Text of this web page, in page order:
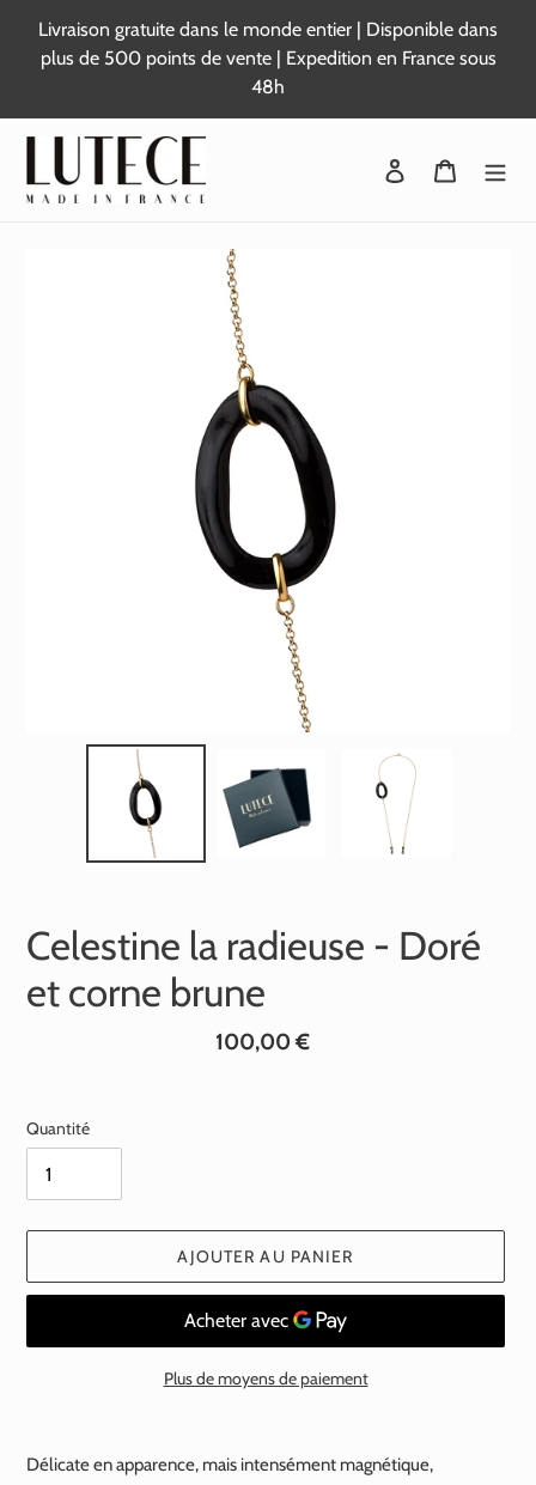
contenu
Livraison gratuite dans le monde entier | Disponible dans
plus de 500 points de vente | Expedition en France sous
48h
Se connecter
Panier
Celestine la radieuse - Doré
et corne brune
Prix
100,00 €
Quantité
AJOUTER AU PANIER
Plus de moyens de paiement
d'un
Délicate en apparence, mais intensément magnétique,